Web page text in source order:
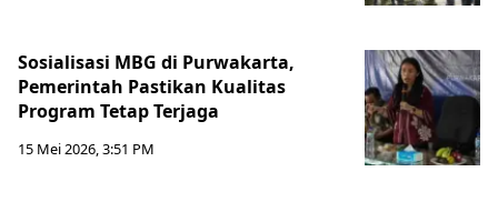
Sosialisasi MBG di Purwakarta,
Pemerintah Pastikan Kualitas
Program Tetap Terjaga
15 Mei 2026, 3:51 PM